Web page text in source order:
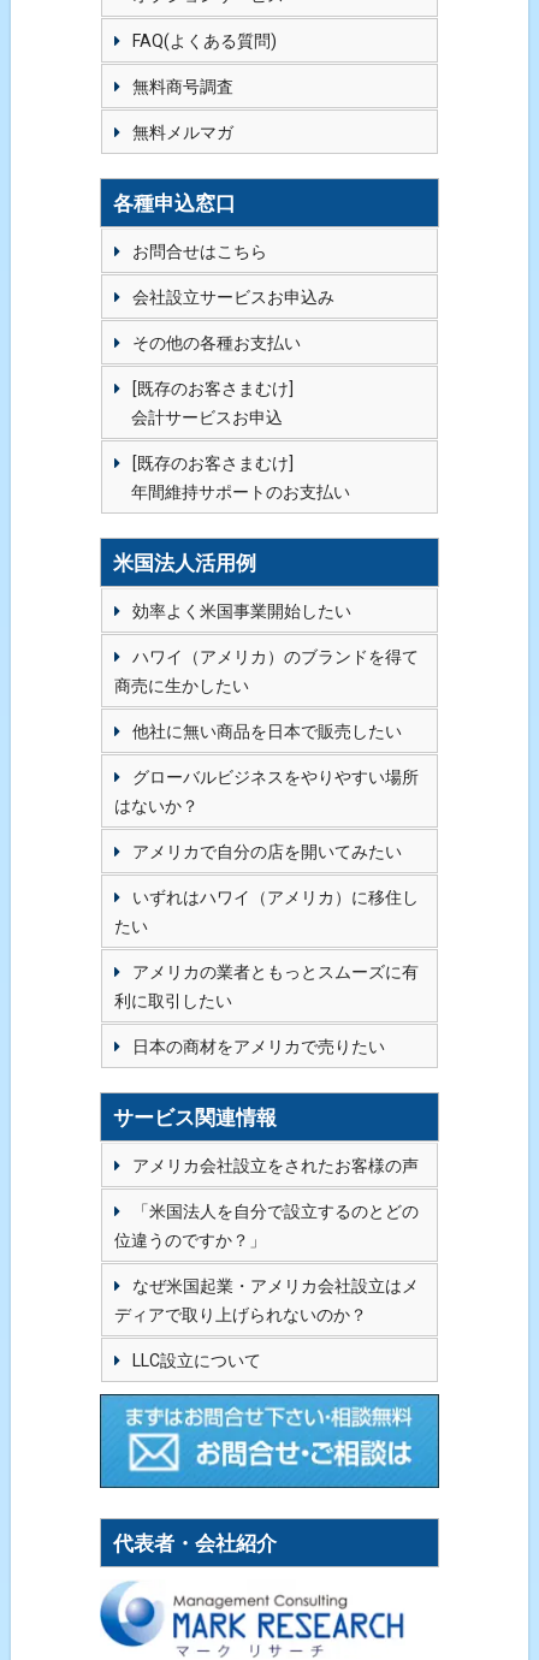
FAQ(よくある質問)
無料商号調査
無料メルマガ
各種申込窓口
お問合せはこちら
会社設立サービスお申込み
その他の各種お支払い
[既存のお客さまむけ]
会計サービスお申込
[既存のお客さまむけ]
年間維持サポートのお支払い
米国法人活用例
効率よく米国事業開始したい
ハワイ（アメリカ）のブランドを得て
商売に生かしたい
他社に無い商品を日本で販売したい
グローバルビジネスをやりやすい場所
はないか？
アメリカで自分の店を開いてみたい
いずれはハワイ（アメリカ）に移住し
たい
アメリカの業者ともっとスムーズに有
利に取引したい
日本の商材をアメリカで売りたい
サービス関連情報
アメリカ会社設立をされたお客様の声
「米国法人を自分で設立するのとどの
位違うのですか？」
なぜ米国起業・アメリカ会社設立はメ
ディアで取り上げられないのか？
LLC設立について
代表者・会社紹介